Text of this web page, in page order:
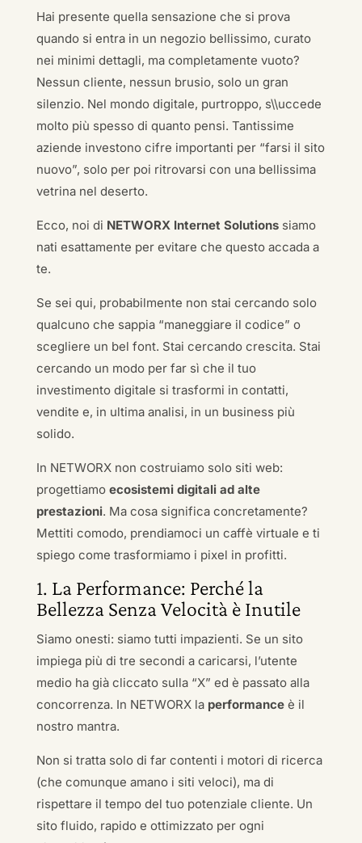
Hai presente quella sensazione che si prova
quando si entra in un negozio bellissimo, curato
nei minimi dettagli, ma completamente vuoto?
Nessun cliente, nessun brusio, solo un gran
silenzio. Nel mondo digitale, purtroppo, s\\uccede
molto più spesso di quanto pensi. Tantissime
aziende investono cifre importanti per “farsi il sito
nuovo”, solo per poi ritrovarsi con una bellissima
vetrina nel deserto.
Ecco, noi di NETWORX Internet Solutionssiamo
nati esattamente per evitare che questo accada a
te.
Se sei qui, probabilmente non stai cercando solo
qualcuno che sappia “maneggiare il codice” o
scegliere un bel font. Stai cercando crescita. Stai
cercando un modo per far sì che il tuo
investimento digitale si trasformi in contatti,
vendite e, in ultima analisi, in un business più
solido.
In NETWORX non costruiamo solo siti web:
progettiamo ecosistemi digitali ad alte
prestazioni. Ma cosa significa concretamente?
Mettiti comodo, prendiamoci un caffè virtuale e ti
spiego come trasformiamo i pixel in profitti.
1. La Performance: Perché la
Bellezza Senza Velocità è Inutile
Siamo onesti: siamo tutti impazienti. Se un sito
impiega più di tre secondi a caricarsi, l’utente
medio ha già cliccato sulla “X” ed è passato alla
concorrenza. In NETWORX la performanceè il
nostro mantra.
Non si tratta solo di far contenti i motori di ricerca
(che comunque amano i siti veloci), ma di
rispettare il tempo del tuo potenziale cliente. Un
sito fluido, rapido e ottimizzato per ogni